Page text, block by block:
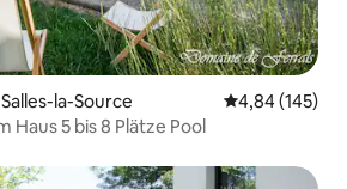
la-Source
4,84 (145)
Haus 5 bis 8 Plätze Pool